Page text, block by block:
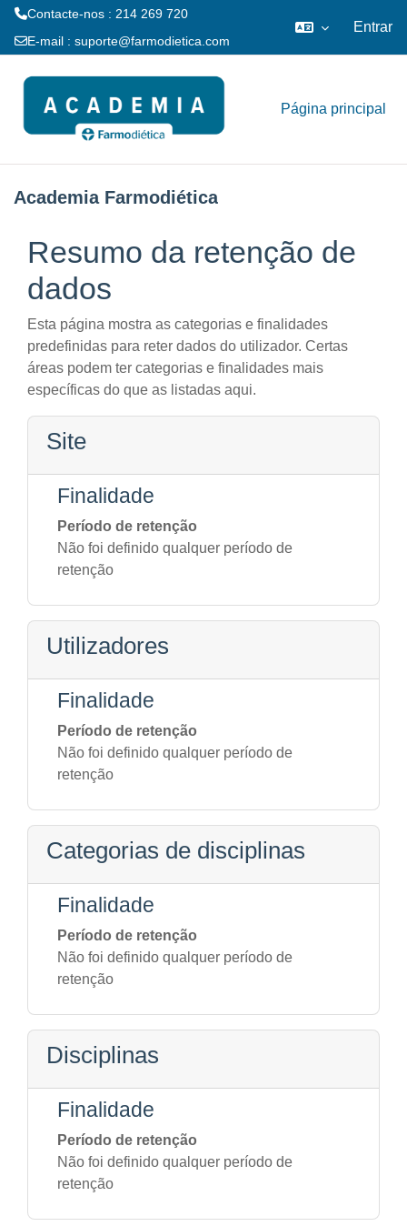
Contacte-nos : 214 269 720
E-mail : suporte@farmodietica.com
Entrar
Página principal
Academia Farmodiética
Resumo da retenção de
dados
Esta página mostra as categorias e finalidades
predefinidas para reter dados do utilizador. Certas
áreas podem ter categorias e finalidades mais
específicas do que as listadas aqui.
Site
Finalidade
Período de retenção
Não foi definido qualquer período de
retenção
Utilizadores
Finalidade
Período de retenção
Não foi definido qualquer período de
retenção
Categorias de disciplinas
Finalidade
Período de retenção
Não foi definido qualquer período de
retenção
Disciplinas
Finalidade
Período de retenção
Não foi definido qualquer período de
retenção